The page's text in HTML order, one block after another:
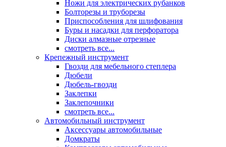
Ножи для электрических рубанков
Болторезы и труборезы
Приспособления для шлифования
Буры и насадки для перфоратора
Диски алмазные отрезные
смотреть все...
Крепежный инструмент
Гвозди для мебельного степлера
Дюбели
Дюбель-гвозди
Заклепки
Заклепочники
смотреть все...
Автомобильный инструмент
Аксессуары автомобильные
Домкраты